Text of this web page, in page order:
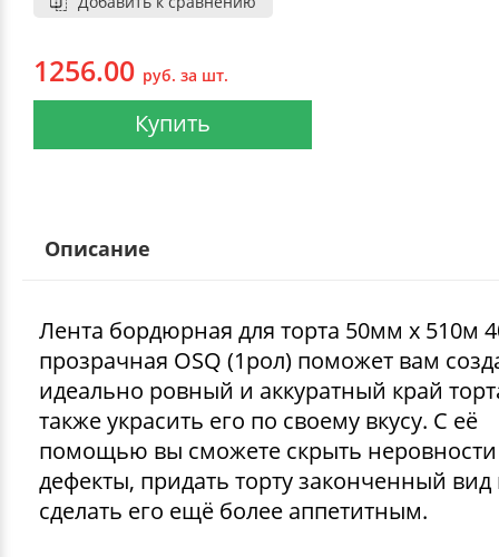
1256.00 руб. за шт.
Купить
Описание
Лента бордюрная для торта 50мм х 510м
прозрачная OSQ (1рол) поможет вам
идеально ровный и аккуратный край
также украсить его по своему вкусу. С её
помощью вы сможете скрыть
дефекты, придать торту законченный вид
сделать его ещё более аппетитным.